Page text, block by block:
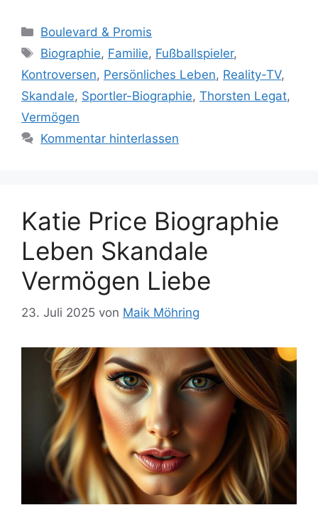
Kategorien
Boulevard & Promis
Schlagwörter
Biographie, Familie, Fußballspieler,
Kontroversen, Persönliches Leben, Reality-TV,
Skandale, Sportler-Biographie, Thorsten Legat,
Vermögen
Kommentar hinterlassen
Katie Price Biographie
Leben Skandale
Vermögen Liebe
23. Juli 2025 von Maik Möhring